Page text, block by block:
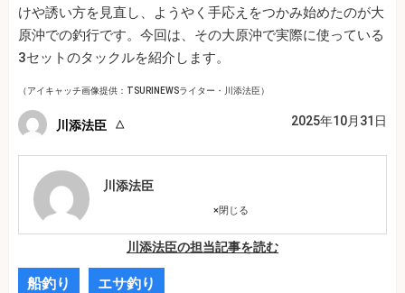
けや誘い方を見直し、ようやく手応えをつかみ始めたのが大
原沖での釣行です。今回は、その大原沖で実際に使っている
3セットのタックルを紹介します。
（アイキャッチ画像提供：TSURINEWSライター・川添法臣）
川添法臣 2025年10月31日
川添法臣
川添法臣の担当記事を読む
×閉じる
船釣り エサ釣り